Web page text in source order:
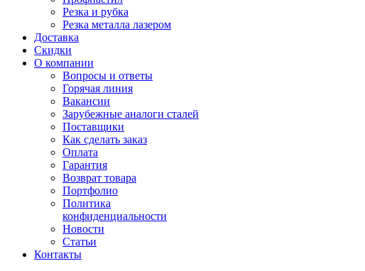
Резка и рубка
Резка металла лазером
Доставка
Скидки
О компании
Вопросы и ответы
Горячая линия
Вакансии
Зарубежные аналоги сталей
Поставщики
Как сделать заказ
Оплата
Гарантия
Возврат товара
Портфолио
Политика
конфиденциальности
Новости
Статьи
Контакты